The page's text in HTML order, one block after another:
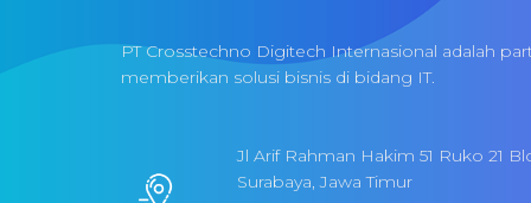
PT Crosstechno Digitech Internasional adalah
memberikan solusi bisnis di bidang IT.
Jl Arif Rahman Hakim 51 Ruko 21
Surabaya, Jawa Timur